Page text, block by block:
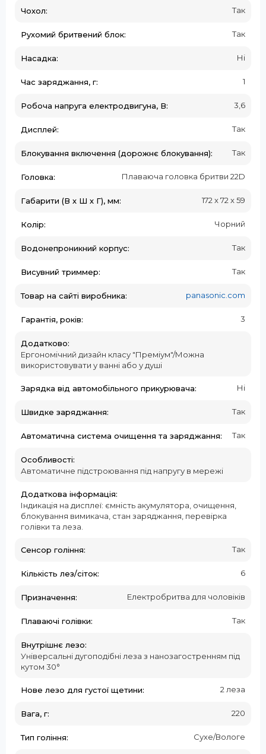
Чохол: Так
Рухомий бритвений блок: Так
Насадка: Ні
Час заряджання, г: 1
Робоча напруга електродвигуна, В: 3,6
Дисплей: Так
Блокування включення (дорожнє блокування): Так
Головка: Плаваюча головка бритви 22D
Габарити (В х Ш х Г), мм: 172 x 72 x 59
Колір: Чорний
Водонепроникний корпус: Так
Висувний триммер: Так
Товар на сайті виробника: panasonic.com
Гарантія, років: 3
Додатково:
Ергономічний дизайн класу "Преміум"/Можна
використовувати у ванні або у душі
Зарядка від автомобільного прикурювача: Ні
Швидке заряджання: Так
Автоматична система очищення та заряджання: Так
Особливості:
Автоматичне підстроювання під напругу в мережі
Додаткова інформація:
Індикація на дисплеї: ємність акумулятора, очищення,
блокування вимикача, стан заряджання, перевірка
голівки та леза.
Сенсор гоління: Так
Кількість лез/сіток: 6
Призначення: Електробритва для чоловіків
Плаваючі голівки: Так
Внутрішнє лезо:
Універсальні дугоподібні леза з нанозагостренням під
кутом 30°
Нове лезо для густої щетини: 2 леза
Вага, г: 220
Тип гоління: Сухе/Вологе